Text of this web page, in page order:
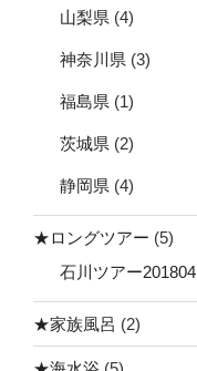
山梨県 (4)
神奈川県 (3)
福島県 (1)
茨城県 (2)
静岡県 (4)
★ロングツアー (5)
石川ツアー201804
★家族風呂 (2)